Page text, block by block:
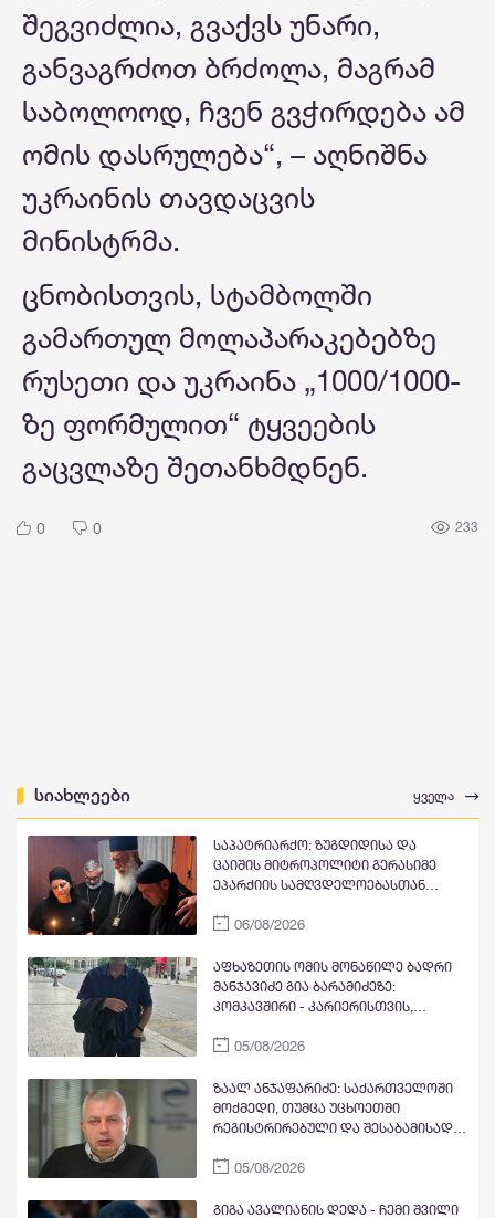
შეგვიძლია, გვაქვს უნარი,
განვაგრძოთ ბრძოლა, მაგრამ
საბოლოოდ, ჩვენ გვჭირდება ამ
ომის დასრულება“, – აღნიშნა
უკრაინის თავდაცვის
მინისტრმა.
ცნობისთვის, სტამბოლში
გამართულ მოლაპარაკებებზე
რუსეთი და უკრაინა „1000/1000-
ზე ფორმულით“ ტყვეების
გაცვლაზე შეთანხმდნენ.
0 0 233
სიახლეები ყველა
საპატრიარქო: ზუგდიდისა და
ცაიშის მიტროპოლიტი გერასიმე
ეპარქიის სამღვდელოებასთან
იმყოფებოდა, მის ოჯახს
სულის საოხად პანაშვიდი
აღავლინა
06/08/2026
აფხაზეთის ომის მონაწილე ბადრი
მანჯავიძე გია ბარამიძეზე:
კომკავშირი - კარიერისთვის,
კარიერისთვის, აფხაზეთის ომი და
პოლიციის აკადემიის დიპლომი -
კარიერისთვის. დანაშაულებრივი
ტყუილი, ტყვეთა დახვრეტის
კარიერისთვის?
05/08/2026
ზაალ ანჯაფარიძე: საქართველოში
მოქმედი, თუმცა უცხოეთში
რეგისტრირებული და შესაბამისად
მყოფი მედია უკვე წლებია ეწევა
- ვეტყოდი სუს-ს, რომ ადრე იყო
05/08/2026
გიგა ავალიანის დედა - ჩემი შვილი